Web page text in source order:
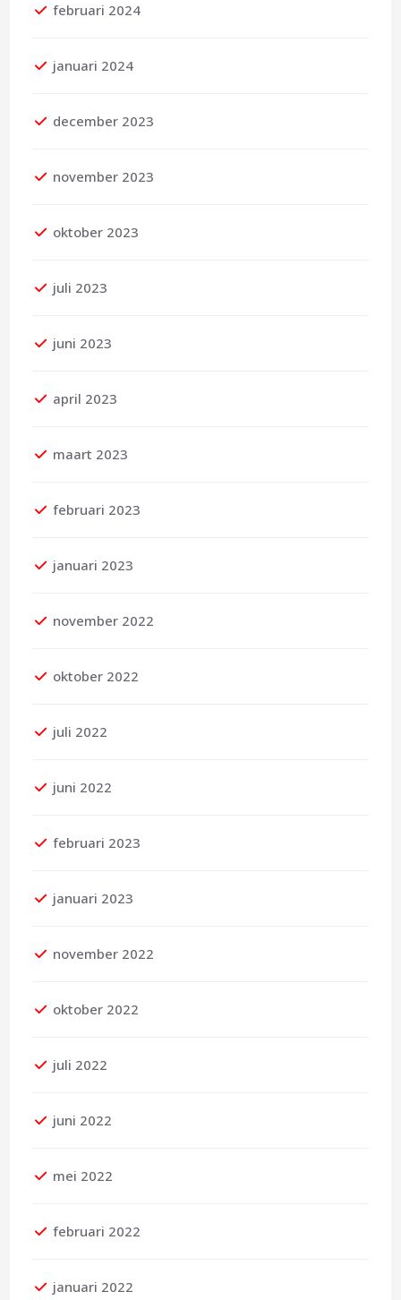
februari 2024
januari 2024
december 2023
november 2023
oktober 2023
juli 2023
juni 2023
april 2023
maart 2023
februari 2023
januari 2023
november 2022
oktober 2022
juli 2022
juni 2022
februari 2023
januari 2023
november 2022
oktober 2022
juli 2022
juni 2022
mei 2022
februari 2022
januari 2022